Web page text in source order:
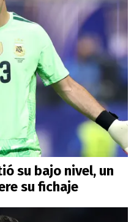
su bajo nivel, un
su fichaje